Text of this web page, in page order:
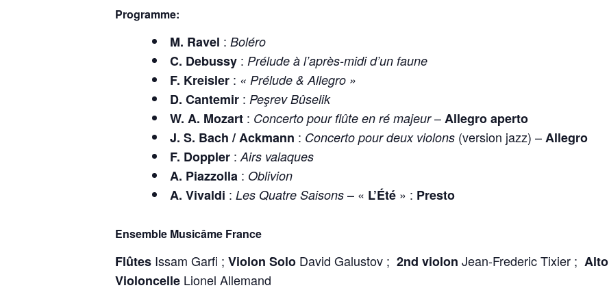
Programme:
M. Ravel : Boléro
C. Debussy : Prélude à l’après-midi d’un faune
F. Kreisler : « Prélude & Allegro »
D. Cantemir : Peşrev Bûselik
W. A. Mozart : Concerto pour flûte en ré majeur–Allegro aperto
J. S. Bach / Ackmann : Concerto pour deux violons (version jazz) –Allegro
F. Doppler : Airs valaques
A. Piazzolla : Oblivion
A. Vivaldi : Les Quatre Saisons – « L’Été » : Presto
Ensemble Musicâme France
Flûtes Issam Garfi ; Violon Solo David Galustov ; 2nd violon Jean-Frederic Tixier ; Alto
Violoncelle Lionel Allemand